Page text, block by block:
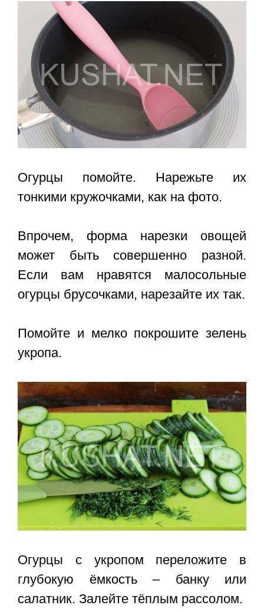
Огурцы помойте. Нарежьте их
тонкими кружочками, как на фото.
Впрочем, форма нарезки овощей
может быть совершенно разной.
Если вам нравятся малосольные
огурцы брусочками, нарезайте их так.
Помойте и мелко покрошите зелень
укропа.
Огурцы с укропом переложите в
глубокую ёмкость – банку или
салатник. Залейте тёплым рассолом.